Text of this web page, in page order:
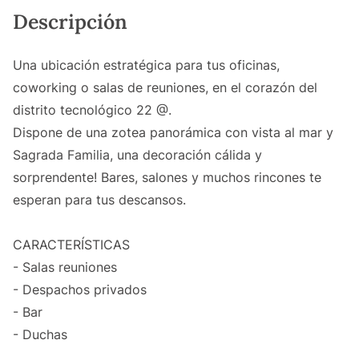
Descripción
Una ubicación estratégica para tus oficinas,
coworking o salas de reuniones, en el corazón del
distrito tecnológico 22 @.
Dispone de una zotea panorámica con vista al mar y
Sagrada Familia, una decoración cálida y
sorprendente! Bares, salones y muchos rincones te
esperan para tus descansos.
CARACTERÍSTICAS
- Salas reuniones
- Despachos privados
- Bar
- Duchas